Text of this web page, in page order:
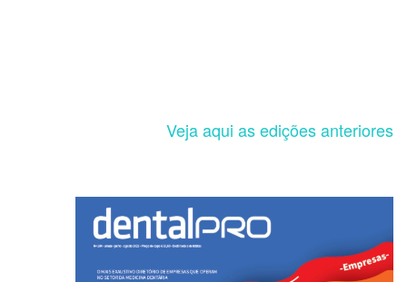
Veja aqui as edições anteriores